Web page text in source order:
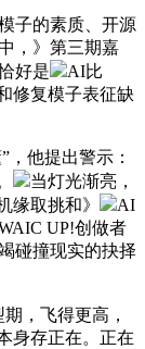
子的素质、开源
，》第三期嘉
好是
AI比
修复模子表征缺
他提出警示：
当灯光渐亮，
取挑和》
AI
UP!创做者
碰撞现实的抉择
，飞得更高，
身存正在。正在